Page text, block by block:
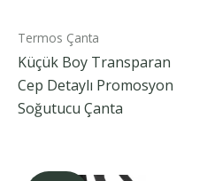
Termos Çanta
Küçük Boy Transparan
Cep Detaylı Promosyon
Soğutucu Çanta